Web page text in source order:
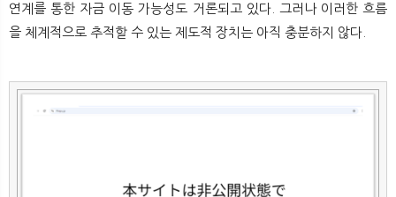
연계를 통한 자금 이동 가능성도 거론되고 있다. 그러나 이러한 흐름
을 체계적으로 추적할 수 있는 제도적 장치는 아직 충분하지 않다.